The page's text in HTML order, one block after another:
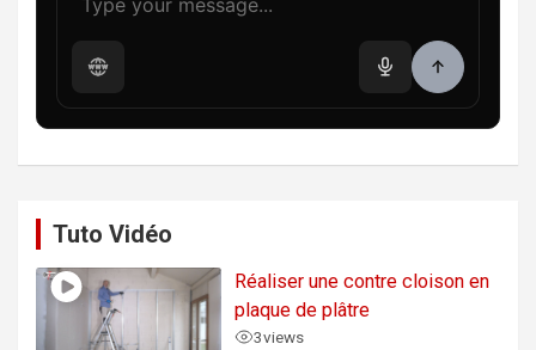
Tuto Vidéo
Réaliser une contre cloison en
plaque de plâtre
3views